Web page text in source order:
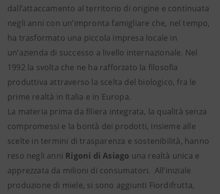
dall’attaccamento al territorio di origine e continuata
negli anni con un’impronta famigliare che, nel tempo,
ha trasformato una piccola impresa locale in
un’azienda di successo a livello internazionale. Nel
1992 la svolta che ne ha rafforzato la filosofia
produttiva attraverso la scelta del biologico, fra le
prime realtà in Italia e in Europa.
La materia prima da filiera integrata, la qualità senza
compromessi e la bontà dei prodotti, insieme alle
scelte in termini di trasparenza e sostenibilità, hanno
reso negli anni Rigoni di Asiago una realtà unica e
apprezzata da milioni di consumatori. All’iniziale
produzione di miele, si sono aggiunti Fiordifrutta,